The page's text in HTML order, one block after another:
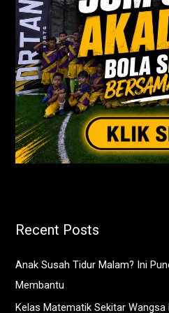
Recent Posts
Anak Susah Tidur Malam? Ini
Membantu
Kelas Matematik Sekitar